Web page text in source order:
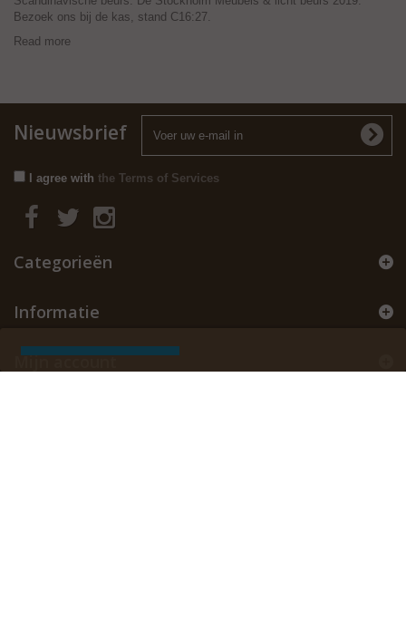
Informatie
Mijn account
Winkelinformatie
Last blog articles
Search in FAQ